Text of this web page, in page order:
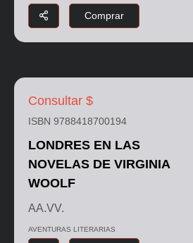
Comprar
Consultar $
ISBN 9788418700194
LONDRES EN LAS
NOVELAS DE VIRGINIA
WOOLF
AA.VV.
AVENTURAS LITERARIAS